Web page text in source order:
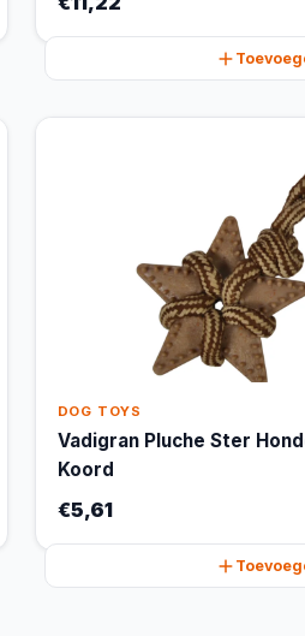
DOG TOYS
Vadigran Pluche Ster
Koord
€5,61